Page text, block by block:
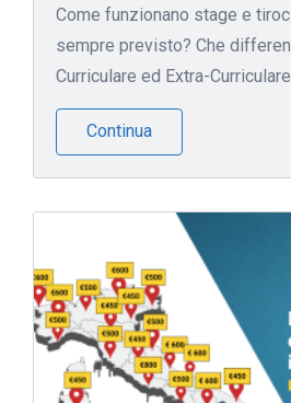
Come funzionano stage e
sempre previsto? Che
Curriculare ed Extra-
Continua